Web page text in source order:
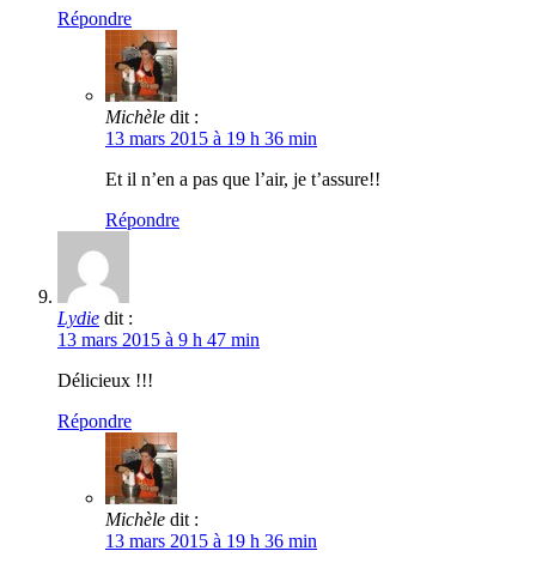
Répondre
Michèle dit :
13 mars 2015 à 19 h 36 min
Et il n’en a pas que l’air, je t’assure!!
Répondre
Lydie dit :
13 mars 2015 à 9 h 47 min
Délicieux !!!
Répondre
Michèle dit :
13 mars 2015 à 19 h 36 min